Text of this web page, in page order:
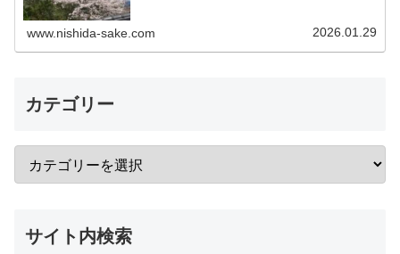
www.nishida-sake.com 2026.01.29
カテゴリー
サイト内検索